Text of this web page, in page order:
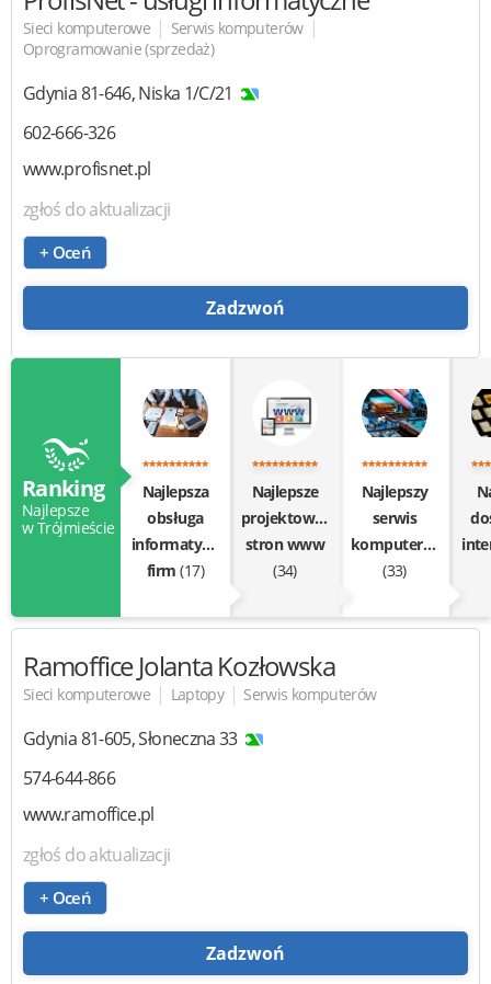
Sieci komputerowe | Serwis komputerów |
Oprogramowanie (sprzedaż)
Gdynia81-646,Niska 1/C/21
602-666-326
www.profisnet.pl
zgłoś do aktualizacji
+ Oceń
Zadzwoń
Ranking
Najlepsze
w Trójmieście
Najlepsza
obsługa
informatyczna
firm(17)
Najlepsze
projektowanie
stron www
(34)
Najlepszy
serwis
komputerów
(33)
Ramoffice Jolanta Kozłowska
Sieci komputerowe | Laptopy | Serwis komputerów
Gdynia81-605,Słoneczna 33
574-644-866
www.ramoffice.pl
zgłoś do aktualizacji
+ Oceń
Zadzwoń